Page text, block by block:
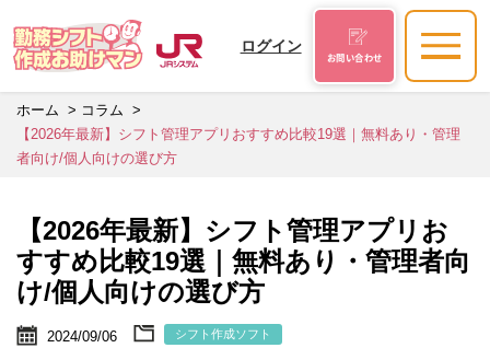
ログイン
お問い合わせ
ホーム
コラム
【2026年最新】シフト管理アプリおすすめ比較19選｜無料あり・管理
者向け/個人向けの選び方
【2026年最新】シフト管理アプリお
すすめ比較19選｜無料あり・管理者向
け/個人向けの選び方
2024/09/06 シフト作成ソフト